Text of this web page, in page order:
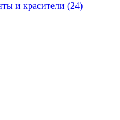
и красители (24)